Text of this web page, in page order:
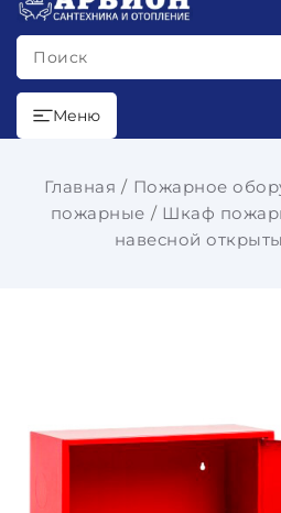
Поиск
Меню
Главная Пожарное
пожарные
Шкаф
навесной